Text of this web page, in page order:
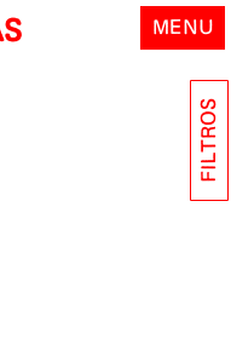
MENU
FILTROS